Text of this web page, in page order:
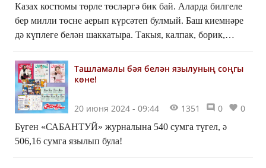
Казах костюмы төрле төсләргә бик бай. Аларда билгеле
бер милли төсне аерып күрсәтеп булмый. Баш киемнәре
дә күплеге белән шаккатыра. Такыя, калпак, борик,
Ташламалы бәя белән язылуның соңгы
көне!
20 июня 2024 - 09:44 1351 0 0
Бүген «САБАНТУЙ» журналына 540 сумга түгел, ә
506,16 сумга язылып була!